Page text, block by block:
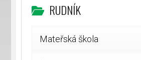
RUDNÍK
Mateřská škola